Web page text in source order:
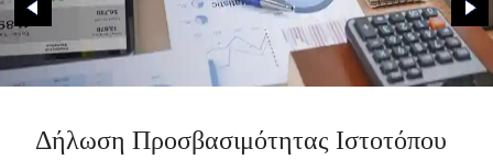
Δήλωση Προσβασιμότητας Ιστοτόπου